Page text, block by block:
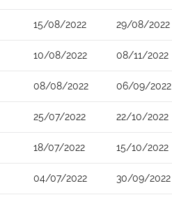
15/08/2022 29/08/2022
10/08/2022 08/11/2022
08/08/2022 06/09/2022
25/07/2022 22/10/2022
18/07/2022 15/10/2022
04/07/2022 30/09/2022